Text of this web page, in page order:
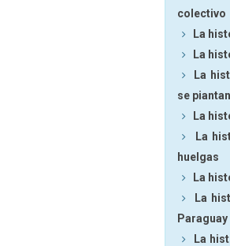
colectivo
La
La
La
se piantan
La
La
huelgas
La
La
Paraguay
La